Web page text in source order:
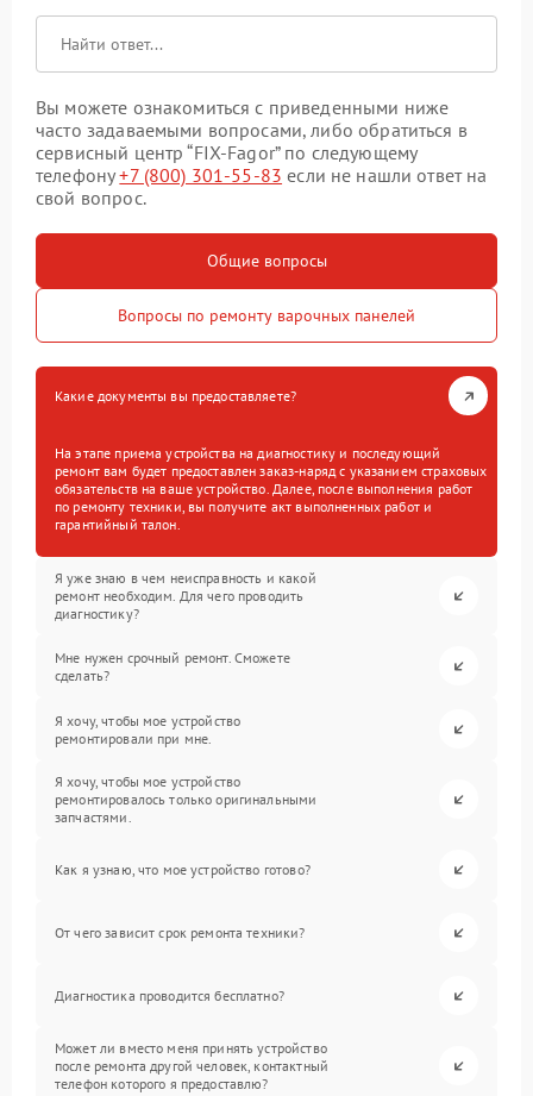
Вы можете ознакомиться с приведенными ниже
часто задаваемыми вопросами, либо обратиться в
сервисный центр “FIX-Fagor” по следующему
телефону+7 (800) 301-55-83 если не нашли ответ на
свой вопрос.
Общие вопросы
Вопросы по ремонту варочных панелей
Какие документы вы предоставляете?
На этапе приема устройства на диагностику и последующий
ремонт вам будет предоставлен заказ-наряд с указанием страховых
обязательств на ваше устройство. Далее, после выполнения работ
по ремонту техники, вы получите акт выполненных работ и
гарантийный талон.
Я уже знаю в чем неисправность и какой
ремонт необходим. Для чего проводить
диагностику?
Мне нужен срочный ремонт. Сможете
сделать?
Я хочу, чтобы мое устройство
ремонтировали при мне.
Я хочу, чтобы мое устройство
ремонтировалось только оригинальными
запчастями.
Как я узнаю, что мое устройство готово?
От чего зависит срок ремонта техники?
Диагностика проводится бесплатно?
Может ли вместо меня принять устройство
после ремонта другой человек, контактный
телефон которого я предоставлю?